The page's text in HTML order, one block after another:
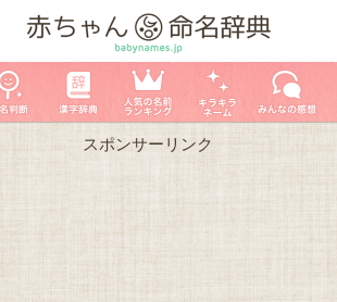
スポンサーリンク